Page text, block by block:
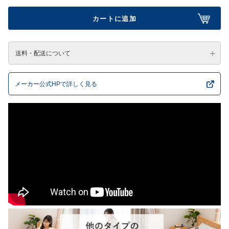
カートに追加
送料・配送について
メーカー公式HPで詳しく見る